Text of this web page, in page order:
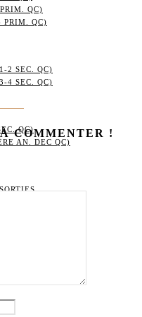
QC)
PRIM. QC)
2 SEC. QC)
4 SEC. QC)
QC)
AN. DEC QC)
COMMENTER !